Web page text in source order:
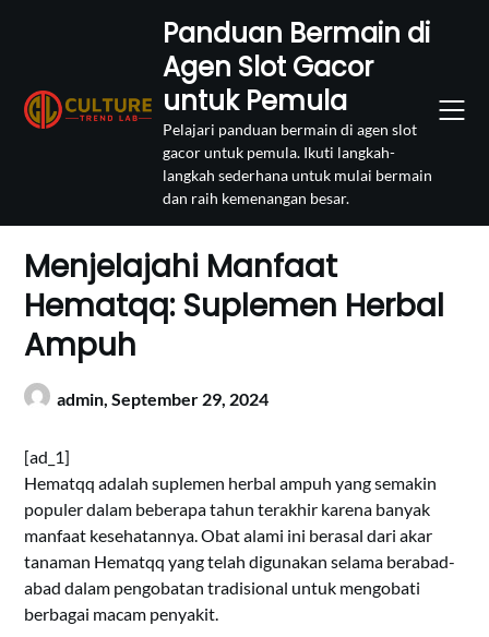
Panduan Bermain di
Agen Slot Gacor
untuk Pemula
Pelajari panduan bermain di agen slot
gacor untuk pemula. Ikuti langkah-
langkah sederhana untuk mulai bermain
dan raih kemenangan besar.
Menjelajahi Manfaat
Hematqq: Suplemen Herbal
Ampuh
admin,September 29, 2024
[ad_1]
Hematqq adalah suplemen herbal ampuh yang semakin
populer dalam beberapa tahun terakhir karena banyak
manfaat kesehatannya. Obat alami ini berasal dari akar
tanaman Hematqq yang telah digunakan selama berabad-
abad dalam pengobatan tradisional untuk mengobati
berbagai macam penyakit.